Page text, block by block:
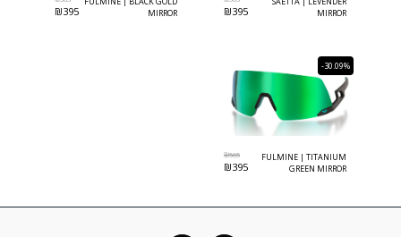
MIRROR
₪395
MIRROR
₪395
-30.09%
FULMINE | TITANIUM
GREEN MIRROR
₪565
₪395